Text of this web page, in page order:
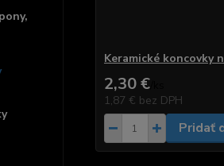
Keramické koncovky
2,30 €/
1,87 € bez DPH
Pridať